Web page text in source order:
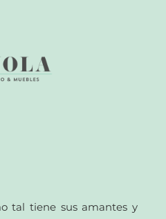
tal tiene sus amantes y